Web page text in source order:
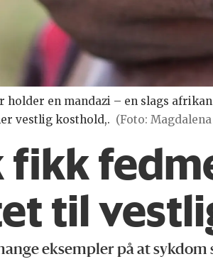
holder en mandazi – en slags
vestlig kosthold,. (Foto:
fikk
til
eksempler på at